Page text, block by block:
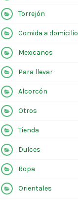
Torrejón
Comida a domicilio
Mexicanos
Para llevar
Alcorcón
Otros
Tienda
Dulces
Ropa
Orientales